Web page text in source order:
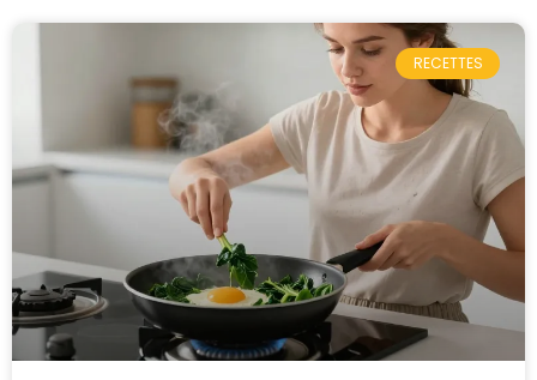
RECETTES